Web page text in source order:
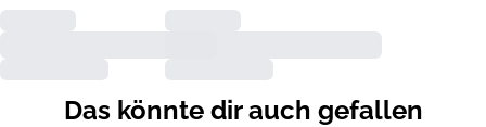
Das könnte dir auch gefallen